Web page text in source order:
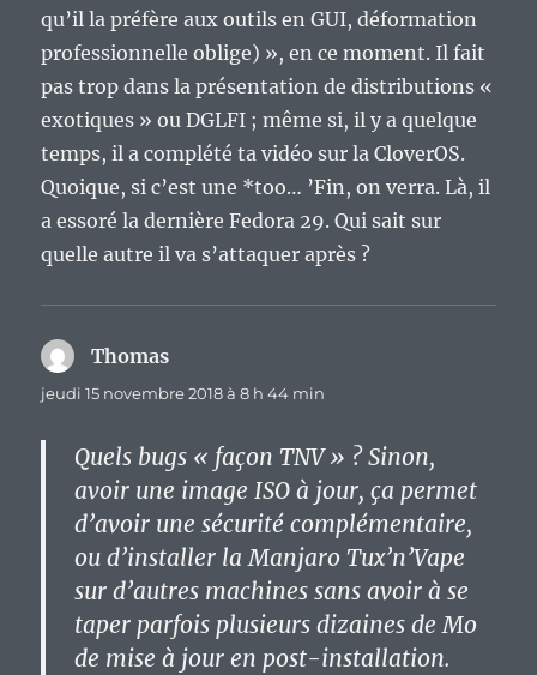
qu’il la préfère aux outils en GUI, déformation
professionnelle oblige) », en ce moment. Il fait
pas trop dans la présentation de distributions «
exotiques » ou DGLFI ; même si, il y a quelque
temps, il a complété ta vidéo sur la CloverOS.
Quoique, si c’est une *too… ’Fin, on verra. Là, il
a essoré la dernière Fedora 29. Qui sait sur
quelle autre il va s’attaquer après ?
Thomas
jeudi 15 novembre 2018 à 8 h 44 min
Quels bugs « façon TNV » ? Sinon,
avoir une image ISO à jour, ça permet
d’avoir une sécurité complémentaire,
ou d’installer la Manjaro Tux’n’Vape
sur d’autres machines sans avoir à se
taper parfois plusieurs dizaines de Mo
de mise à jour en post-installation.